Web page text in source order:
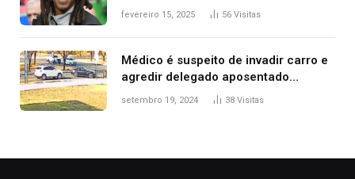
fevereiro 15, 2025 56 Visitas
Médico é suspeito de invadir carro e
agredir delegado aposentado
durante confusão no trânsito
setembro 19, 2024 38 Visitas